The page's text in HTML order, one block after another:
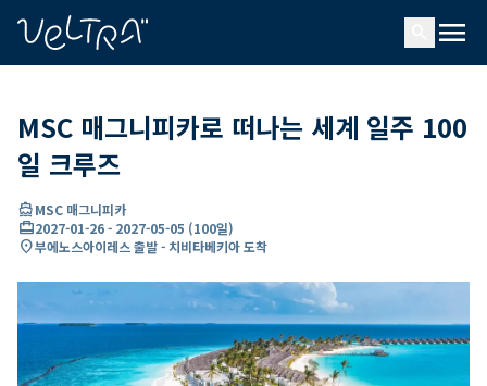
menu
MSC 매그니피카로 떠나는 세계 일주 100
일 크루즈
directions_boatMSC 매그니피카
card_travel2027-01-26- 2027-05-05 (100일)
location_on부에노스아이레스 출발 - 치비타베키아 도착